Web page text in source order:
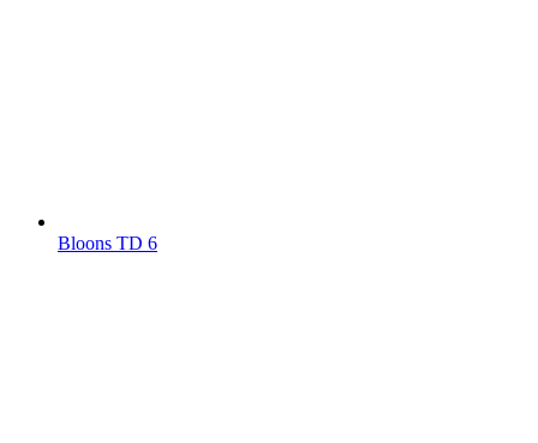
Bloons TD 6